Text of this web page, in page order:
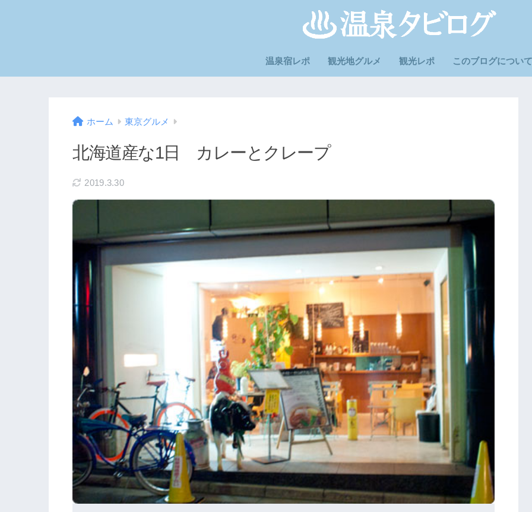
温泉宿レポ 観光地グルメ 観光レポ このブログについて
ホーム 東京グルメ
北海道産な1日 カレーとクレープ
2019.3.30